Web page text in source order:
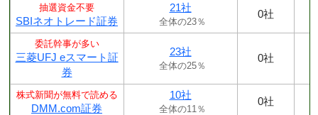
抽選資金不要
SBIネオトレード証券
21社
全体の23％
0社
委託幹事が多い
三菱UFJ eスマート証
券
23社
全体の25％
0社
株式新聞が無料で読める
DMM.com証券
10社
全体の11％
0社